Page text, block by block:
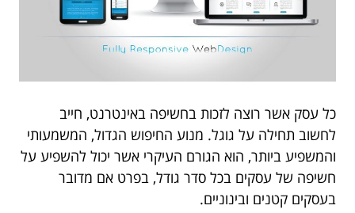
כל עסק אשר רוצה לזכות בחשיפה באינטרנט, חייב
לחשוב תחילה על גוגל. מנוע החיפוש הגדול, המשמעותי
והמשפיע ביותר, הוא הגורם העיקרי אשר יכול להשפיע על
חשיפה של עסקים בכל סדר גודל, בפרט אם מדובר
בעסקים קטנים ובינוניים.